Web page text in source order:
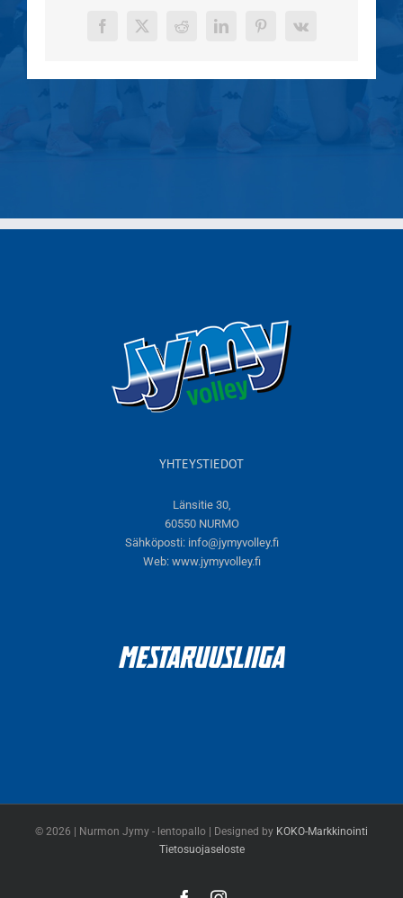
Facebook
X RedditLinkedInPinterest
Vk
YHTEYSTIEDOT
Länsitie 30,
60550 NURMO
Sähköposti: info@jymyvolley.fi
Web: www.jymyvolley.fi
© 2026 | Nurmon Jymy - lentopallo | Designed by KOKO-Markkinointi
Tietosuojaseloste